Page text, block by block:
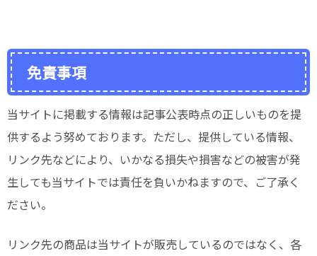
免責事項
当サイトに掲載する情報は記事公表時点の正しいものを提
供するよう努めております。ただし、提供している情報、
リンク先などにより、いかなる損失や損害などの被害が発
生しても当サイトでは責任を負いかねますので、ご了承く
ださい。
リンク先の商品は当サイトが販売しているのではなく、各